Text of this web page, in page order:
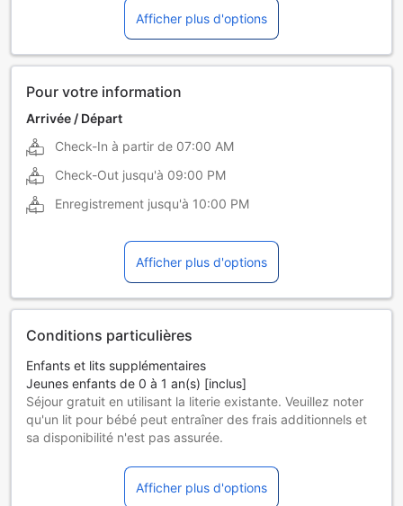
Afficher plus d'options
Pour votre information
Arrivée / Départ
Check-In à partir de 07:00 AM
Check-Out jusqu'à 09:00 PM
Enregistrement jusqu'à 10:00 PM
Afficher plus d'options
Conditions particulières
Enfants et lits supplémentaires
Jeunes enfants de 0 à 1 an(s) [inclus]
Séjour gratuit en utilisant la literie existante. Veuillez noter
qu'un lit pour bébé peut entraîner des frais additionnels et
sa disponibilité n'est pas assurée.
Séjour gratuit en utilisant la literie existante.
Les hôtes de 13 ans et plus sont considérés comme des
Afficher plus d'options